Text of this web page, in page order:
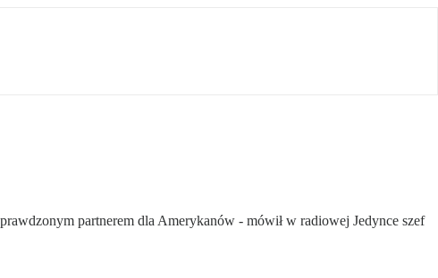
partnerem dla Amerykanów - mówił w radiowej Jedynce szef